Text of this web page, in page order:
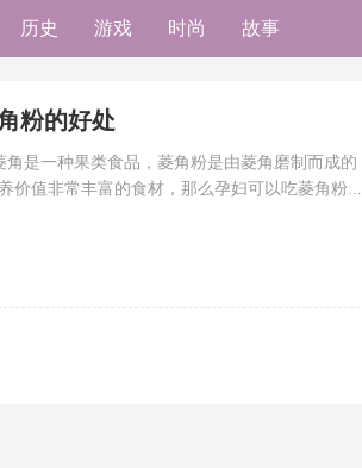
历史 游戏 时尚 故事
粉的好处
是一种果类食品，菱角粉是由菱角磨制而成的
价值非常丰富的食材，那么孕妇可以吃菱角粉...